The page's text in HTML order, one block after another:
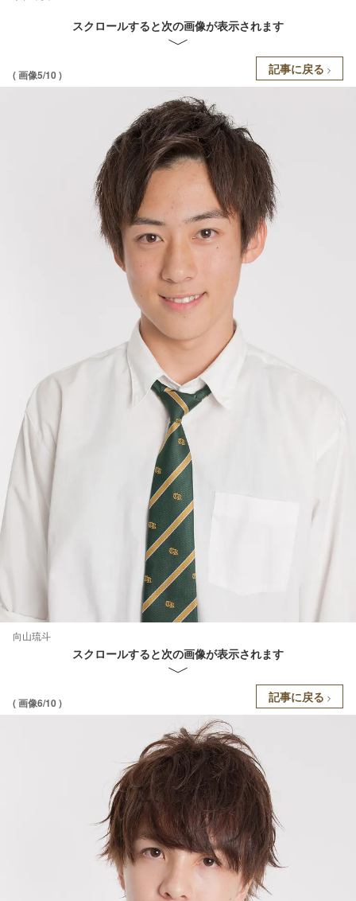
スクロールすると次の画像が表示されます
( 画像5/10 ) 記事に戻る
向山琉斗
スクロールすると次の画像が表示されます
( 画像6/10 ) 記事に戻る